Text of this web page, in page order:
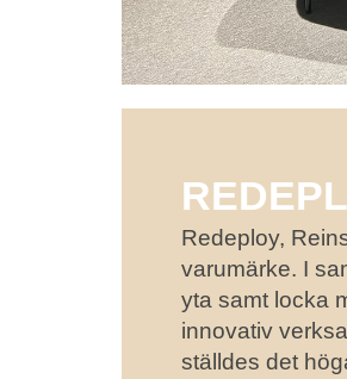
Redeploy,
varumärke. I
yta samt locka
innovativ
ställdes det